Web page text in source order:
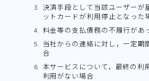
決済手段として当該ユーザーが
ットカードが利用停止となった
料金等の支払債務の不履行があ
当社からの連絡に対し，一定期
合
本サービスについて，最終の利
利用がない場合